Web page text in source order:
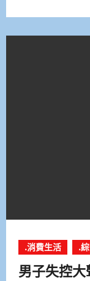
.消費生活 .
男子失控